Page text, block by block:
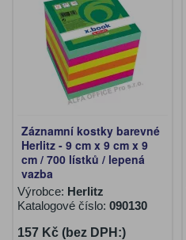
Záznamní kostky barevné
Herlitz - 9 cm x 9 cm x 9
cm / 700 lístků / lepená
vazba
Výrobce: Herlitz
Katalogové číslo: 090130
157 Kč (bez DPH:)